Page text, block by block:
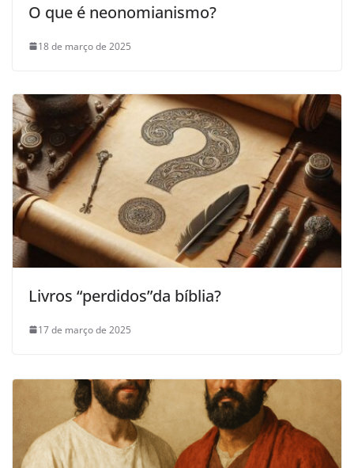
O que é neonomianismo?
18 de março de 2025
Livros “perdidos”da bíblia?
17 de março de 2025